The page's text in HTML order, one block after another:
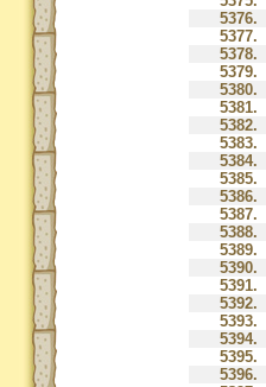
5376.
5377.
5378.
5379.
5380.
5381.
5382.
5383.
5384.
5385.
5386.
5387.
5388.
5389.
5390.
5391.
5392.
5393.
5394.
5395.
5396.